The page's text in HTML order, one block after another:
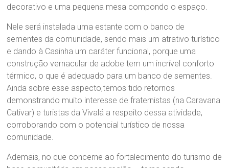
decorativo e uma pequena mesa compondo o espaço.
Nele será instalada uma estante com o banco de
sementes da comunidade, sendo mais um atrativo turístico
e dando à Casinha um caráter funcional, porque uma
construção vernacular de adobe tem um incrível conforto
térmico, o que é adequado para um banco de sementes.
Ainda sobre esse aspecto,temos tido retornos
demonstrando muito interesse de fraternistas (na Caravana
Cativar) e turistas da Vivalá a respeito dessa atividade,
corroborando com o potencial turístico de nossa
comunidade.
Ademais, no que concerne ao fortalecimento do turismo de